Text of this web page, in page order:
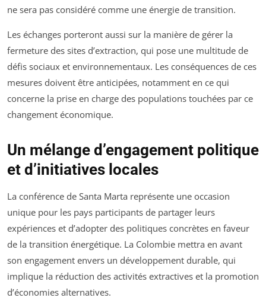
ne sera pas considéré comme une énergie de transition.
Les échanges porteront aussi sur la manière de gérer la
fermeture des sites d’extraction, qui pose une multitude de
défis sociaux et environnementaux. Les conséquences de ces
mesures doivent être anticipées, notamment en ce qui
concerne la prise en charge des populations touchées par ce
changement économique.
Un mélange d’engagement politique
et d’initiatives locales
La conférence de Santa Marta représente une occasion
unique pour les pays participants de partager leurs
expériences et d’adopter des politiques concrètes en faveur
de la transition énergétique. La Colombie mettra en avant
son engagement envers un développement durable, qui
implique la réduction des activités extractives et la promotion
d’économies alternatives.